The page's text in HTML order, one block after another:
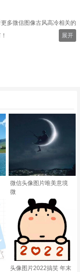
多微信图像古风高冷相关的
展开
微信头像图片唯美意境
微
头像图片2022搞笑 年末